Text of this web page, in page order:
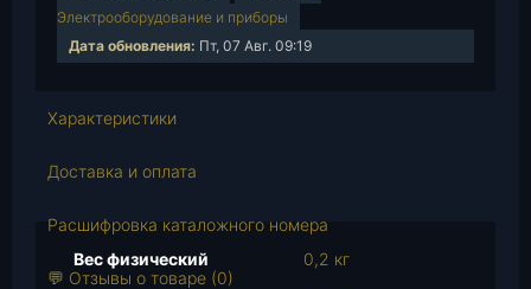
в
т
в
р
Электрооборудование и приборы
Дата обновления: Пт, 07 Авг. 09:19
Характеристики
Доставка и оплата
Расшифровка каталожного номера
💬 Отзывы о товаре (0)
Вес физический 0,2 кг